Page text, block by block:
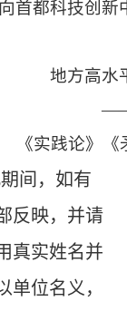
首都科技创新
地方高水
——
《实践论》
间，如有
反映，并请
真实姓名并
单位名义，